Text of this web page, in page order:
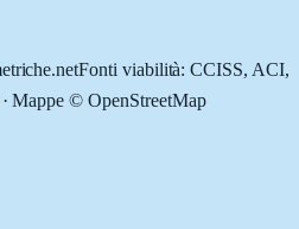
Fonti viabilità: CCISS, ACI,
Mappe © OpenStreetMap